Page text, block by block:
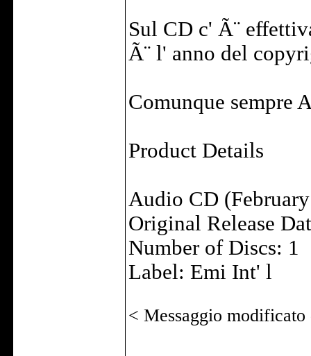
Sul CD c' Ã¨
Ã¨ l' anno del
Comunque sempre
Product Details
Audio CD
Original Release
Number of Discs: 1
Label: Emi Int' l
< Messaggio